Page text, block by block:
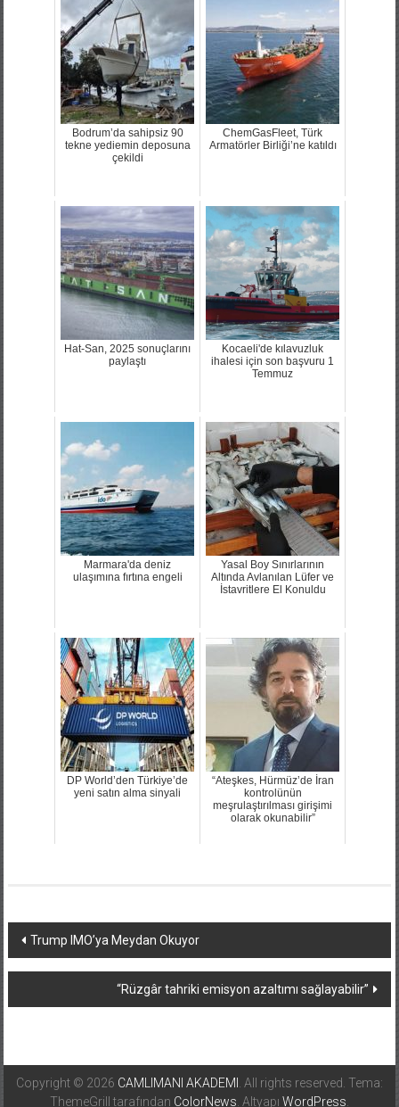
Bodrum’da sahipsiz 90
tekne yediemin deposuna
çekildi
ChemGasFleet, Türk
Armatörler Birliği’ne katıldı
Hat-San, 2025 sonuçlarını
paylaştı
Kocaeli'de kılavuzluk
ihalesi için son başvuru 1
Temmuz
Marmara'da deniz
ulaşımına fırtına engeli
Yasal Boy Sınırlarının
Altında Avlanılan Lüfer ve
İstavritlere El Konuldu
DP World’den Türkiye’de
yeni satın alma sinyali
“Ateşkes, Hürmüz’de İran
kontrolünün
meşrulaştırılması girişimi
olarak okunabilir”
Yazı
dolaşımı
Trump IMO’ya Meydan Okuyor
“Rüzgâr tahriki emisyon azaltımı sağlayabilir”
Copyright © 2026 CAMLIMANI AKADEMI
. All rights reserved. Tema:
ThemeGrill tarafından ColorNews . Altyapı WordPress